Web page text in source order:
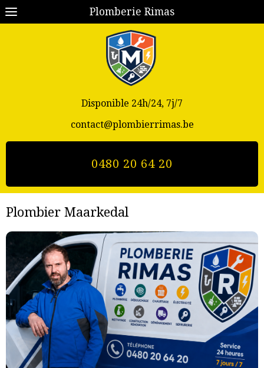
Plomberie Rimas
Disponible 24h/24, 7j/7
contact@plombierrimas.be
0480 20 64 20
Plombier Maarkedal